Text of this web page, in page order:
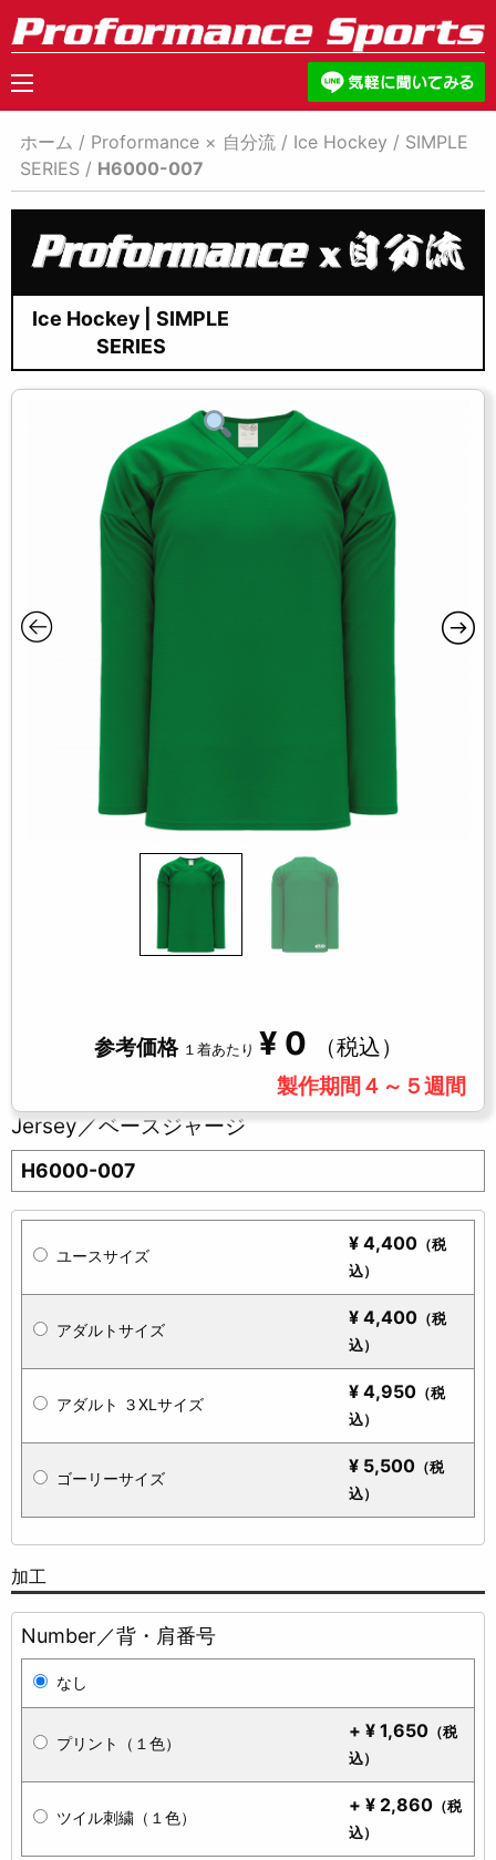
ホーム / Proformance × 自分流 / Ice Hockey / SIMPLE
SERIES / H6000-007
Ice Hockey | SIMPLE
SERIES
参考価格 １着あたり ¥ 0 （税込）
製作期間４～５週間
Jersey／ベースジャージ
H6000-007
ユースサイズ
¥ 4,400 （税
込）
アダルトサイズ
¥ 4,400 （税
込）
アダルト ３XLサイズ
¥ 4,950 （税
込）
ゴーリーサイズ
¥ 5,500 （税
込）
加工
Number／背・肩番号
なし
プリント（１色）
+ ¥ 1,650 （税
込）
ツイル刺繍（１色）
+ ¥ 2,860 （税
込）